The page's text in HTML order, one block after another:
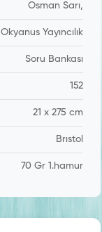
Osman Sarı,
Okyanus Yayıncılık
Soru Bankası
152
21 x 275 cm
Brıstol
70 Gr 1.hamur